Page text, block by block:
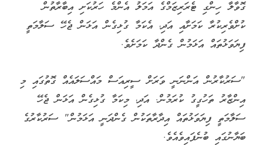
ގޮވާލާ ހިންގި ޓެރަރިޒަމްގެ އަމަލު އެންމެ ހަރުކަށި އިބާރާތުން
ކުށްވެރިކުރާ ކަމަށާއި އަދި، އެކަމާ ގުޅިގެން އަޅަން ޖެހޭ ސަލާމަތީ
ފިޔަވަޅުތައް އަޅަމުން ގެންދާ ކަމަށެވެ.
"ސަރުކާރުން އަންނަނީ ވަރަށް ސީރިއަސް މައްސަލައެއް ގޮތުގައި މި
އިންޒާރު ތަހުގީގު ކުރަމުން. އަދި، މިކަމާ ގުޅިގެން އަޅަން ޖެހޭ
ސަލާމަތީ ފިޔަވަޅުތައް އިދާރާތަކުން ގެންދަނީ އަޅަމުން" ސަރުކާރުގެ
ބަޔާނުގައި ބުނެފައިވެއެވެ.